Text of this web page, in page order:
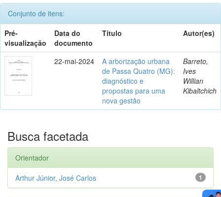
Conjunto de itens:
Pré-
visualização
Data do
documento
Título Autor(es)
22-mai-2024
A arborização urbana
de Passa Quatro (MG):
diagnóstico e
propostas para uma
nova gestão
Barreto,
Ives
Willian
Kibaltchich
Busca facetada
Orientador
1
Arthur Júnior, José Carlos